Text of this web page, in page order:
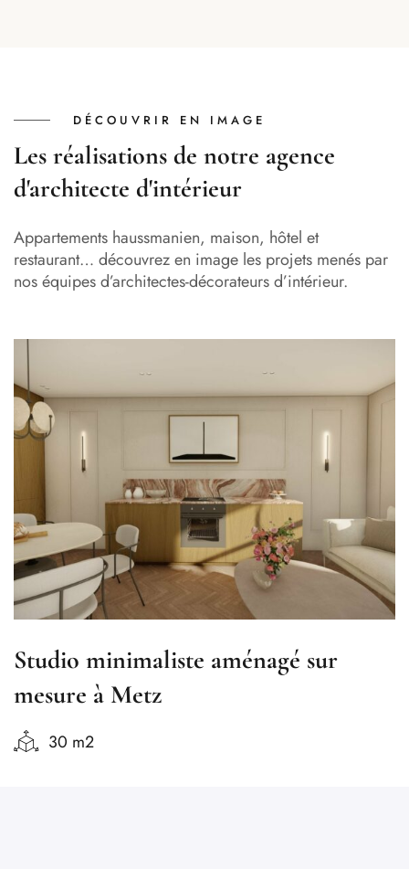
DÉCOUVRIR EN IMAGE
Les réalisations de notre agence
d'architecte d'intérieur
Appartements haussmanien, maison, hôtel et
restaurant… découvrez en image les projets menés par
nos équipes d’architectes-décorateurs d’intérieur.
Studio minimaliste aménagé sur
mesure à Metz
30 m2